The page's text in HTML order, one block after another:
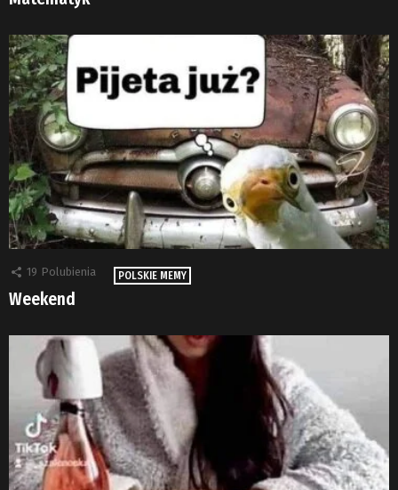
19 Polubienia POLSKIE MEMY
Weekend